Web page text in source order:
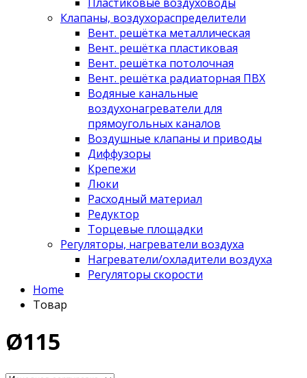
Клапаны, воздухораспределители
Вент. решётка металлическая
Вент. решётка пластиковая
Вент. решётка потолочная
Вент. решётка радиаторная ПВХ
Водяные канальные
воздухонагреватели для
прямоугольных каналов
Воздушные клапаны и приводы
Диффузоры
Крепежи
Люки
Расходный материал
Редуктор
Торцевые площадки
Регуляторы, нагреватели воздуха
Нагреватели/охладители воздуха
Регуляторы скорости
Home
Товар
Ø115